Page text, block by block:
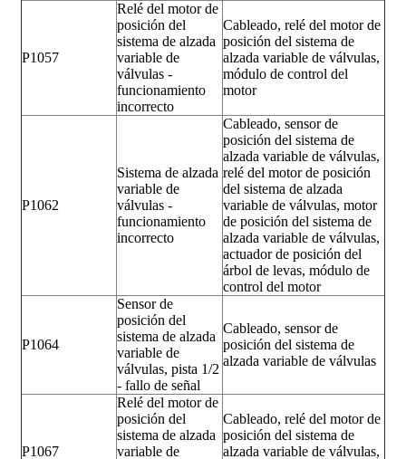
P1057
Relé del motor de
posición del
sistema de alzada
variable de
válvulas -
funcionamiento
incorrecto
Cableado, relé del motor de
posición del sistema de
alzada variable de válvulas,
módulo de control del
motor
P1062
Sistema de alzada
variable de
válvulas -
funcionamiento
incorrecto
Cableado, sensor de
posición del sistema de
alzada variable de válvulas,
relé del motor de posición
del sistema de alzada
variable de válvulas, motor
de posición del sistema de
alzada variable de válvulas,
actuador de posición del
árbol de levas, módulo de
control del motor
P1064
Sensor de
posición del
sistema de alzada
variable de
válvulas, pista 1/2
- fallo de señal
Cableado, sensor de
posición del sistema de
alzada variable de válvulas
P1067
Relé del motor de
posición del
sistema de alzada
variable de
Cableado, relé del motor de
posición del sistema de
alzada variable de válvulas,